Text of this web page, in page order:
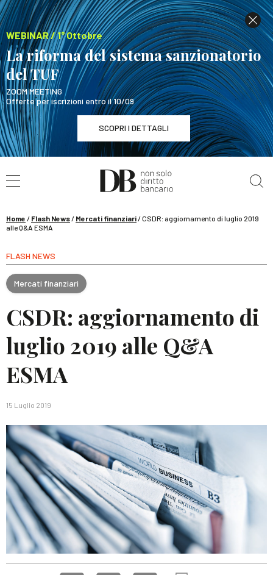
WEBINAR / 1° Ottobre
La riforma del sistema sanzionatorio
del TUF
ZOOM MEETING
Offerte per iscrizioni entro il 10/09
SCOPRI I DETTAGLI
WEBINAR / 1° Ottobre
La riforma del sistema sanzionatorio del TUF
Home / Flash News/ Mercati finanziari/CSDR: aggiornamento di luglio 2019
alle Q&A ESMA
FLASH NEWS
Mercati finanziari
CSDR: aggiornamento di
luglio 2019 alle Q&A
ESMA
15 Luglio 2019